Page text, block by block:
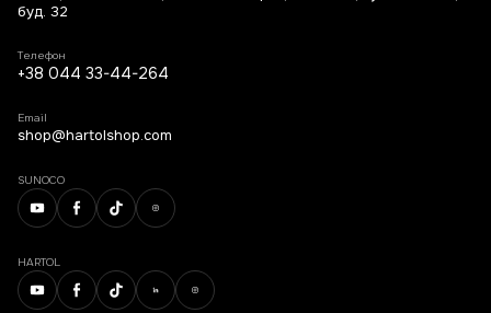
буд. 32
Телефон
+38 044 33-44-264
Email
shop@hartolshop.com
SUNOCO
HARTOL